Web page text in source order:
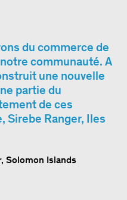
du commerce de
communauté. A
une nouvelle
partie du
de ces
Sirebe Ranger, Iles
Solomon Islands